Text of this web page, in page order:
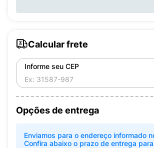
Calcular frete
Informe seu CEP
Opções de entrega
Enviamos para o endereço informado
Confira abaixo o prazo de entrega